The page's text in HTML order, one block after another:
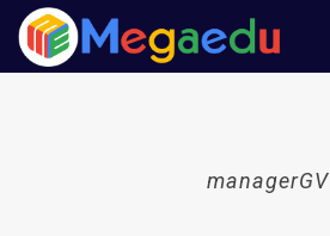
managerGV